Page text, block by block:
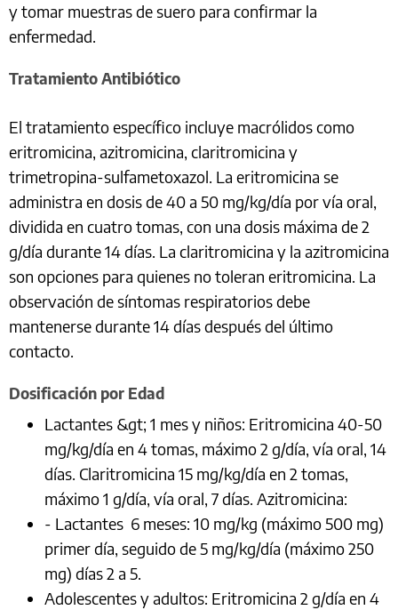
y tomar muestras de suero para confirmar la
enfermedad.
Tratamiento Antibiótico
El tratamiento específico incluye macrólidos como
eritromicina, azitromicina, claritromicina y
trimetropina-sulfametoxazol. La eritromicina se
administra en dosis de 40 a 50 mg/kg/día por vía oral,
dividida en cuatro tomas, con una dosis máxima de 2
g/día durante 14 días. La claritromicina y la azitromicina
son opciones para quienes no toleran eritromicina. La
observación de síntomas respiratorios debe
mantenerse durante 14 días después del último
contacto.
Dosificación por Edad
Lactantes &gt; 1 mes y niños: Eritromicina 40-50
mg/kg/día en 4 tomas, máximo 2 g/día, vía oral, 14
días. Claritromicina 15 mg/kg/día en 2 tomas,
máximo 1 g/día, vía oral, 7 días. Azitromicina:
- Lactantes 6 meses: 10 mg/kg (máximo 500 mg)
primer día, seguido de 5 mg/kg/día (máximo 250
mg) días 2 a 5.
Adolescentes y adultos: Eritromicina 2 g/día en 4